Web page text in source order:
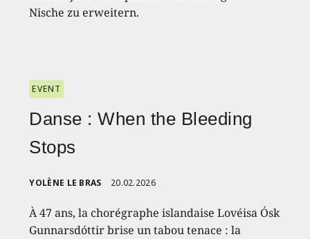
Nische zu erweitern.
EVENT
Danse : When the Bleeding
Stops
YOLÈNE LE BRAS 20.02.2026
À 47 ans, la chorégraphe islandaise Lovéisa Ósk
Gunnarsdóttir brise un tabou tenace : la